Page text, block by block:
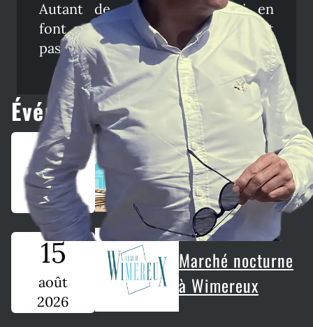
Autant de connaissances qui en
font un auteur de polar précis et
passionnant.
Événements à venir
2
août
2026
Salon du livre à
Cayeux-sur-Mer
15
août
2026
Marché nocturne
à Wimereux